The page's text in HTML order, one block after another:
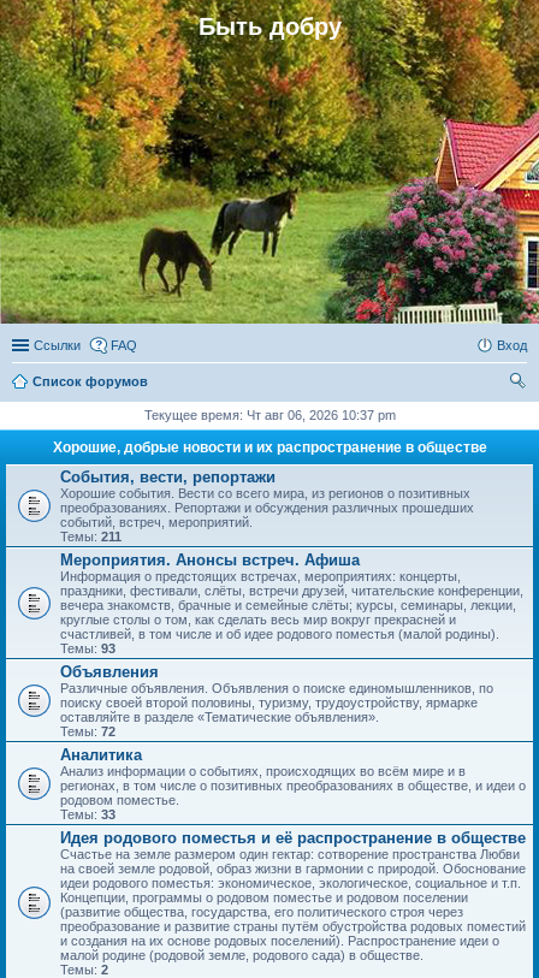
Быть добру
Ссылки FAQ Вход
Список форумов
Текущее время: Чт авг 06, 2026 10:37 pm
Хорошие, добрые новости и их распространение в обществе
События, вести, репортажи
Хорошие события. Вести со всего мира, из регионов о позитивных
преобразованиях. Репортажи и обсуждения различных прошедших
событий, встреч, мероприятий.
Темы: 211
Мероприятия. Анонсы встреч. Афиша
Информация о предстоящих встречах, мероприятиях: концерты,
праздники, фестивали, слёты, встречи друзей, читательские конференции,
вечера знакомств, брачные и семейные слёты; курсы, семинары, лекции,
круглые столы о том, как сделать весь мир вокруг прекрасней и
счастливей, в том числе и об идее родового поместья (малой родины).
Темы: 93
Объявления
Различные объявления. Объявления о поиске единомышленников, по
поиску своей второй половины, туризму, трудоустройству, ярмарке
оставляйте в разделе «Тематические объявления».
Темы: 72
Аналитика
Анализ информации о событиях, происходящих во всём мире и в
регионах, в том числе о позитивных преобразованиях в обществе, и идеи о
родовом поместье.
Темы: 33
Идея родового поместья и её распространение в обществе
Счастье на земле размером один гектар: сотворение пространства Любви
на своей земле родовой, образ жизни в гармонии с природой. Обоснование
идеи родового поместья: экономическое, экологическое, социальное и т.п.
Концепции, программы о родовом поместье и родовом поселении
(развитие общества, государства, его политического строя через
преобразование и развитие страны путём обустройства родовых поместий
и создания на их основе родовых поселений). Распространение идеи о
малой родине (родовой земле, родового сада) в обществе.
Темы: 2